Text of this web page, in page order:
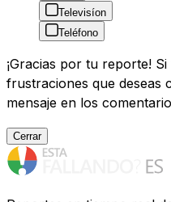
Televisíon
Teléfono
¡Gracias por tu reporte!
frustraciones que deseas
mensaje en los
Cerrar